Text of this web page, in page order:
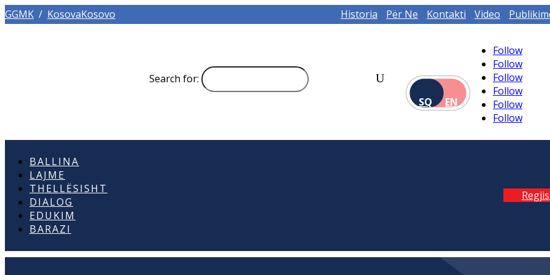
GGMK / KosovaKosovo Historia Për Ne Kontakti Video
Search for:
SQ
EN
Follow
Follow
Follow
Follow
Follow
Follow
BALLINA
LAJME
THELLËSISHT
DIALOG
EDUKIM
BARAZI